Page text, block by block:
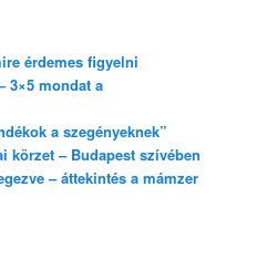
érdemes figyelni
3×5 mondat a
a szegényeknek”
körzet – Budapest szívében
– áttekintés a mámzer